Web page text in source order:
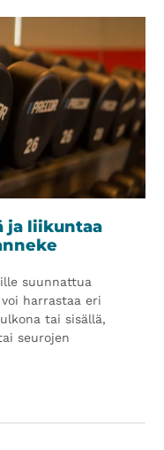
ja liikuntaa
suunnattua
harrastaa eri
tai sisällä,
seurojen